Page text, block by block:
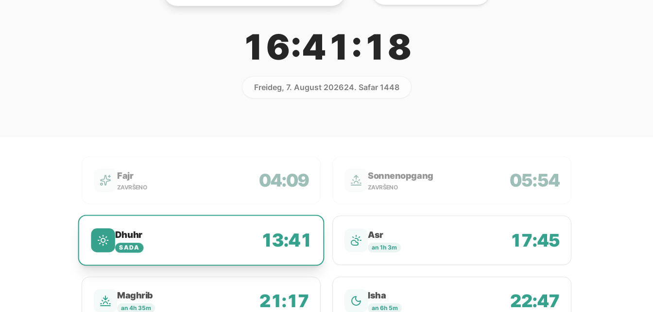
16:41:18
Freideg, 7. August 202624. Safar 1448
Fajr
ZAVRŠENO 04:09 Sonnenopgang
ZAVRŠENO 05:54
Dhuhr
SADA 13:41 Asr
an 1h 3m 17:45
Maghrib
an 4h 35m 21:17 Isha
an 6h 5m 22:47